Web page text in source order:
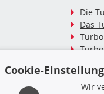
Die
Das
Blog:
Cookie-
Wir